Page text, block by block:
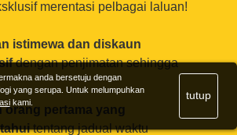
merentasi pelbagai laluan!
istimewa dan diskaun
dengan penjimatan sehingga
orang pertama yang
tentang jadual waktu
anda bersetuju dengan
yang serupa. Untuk melumpuhkan
kami.
tutup